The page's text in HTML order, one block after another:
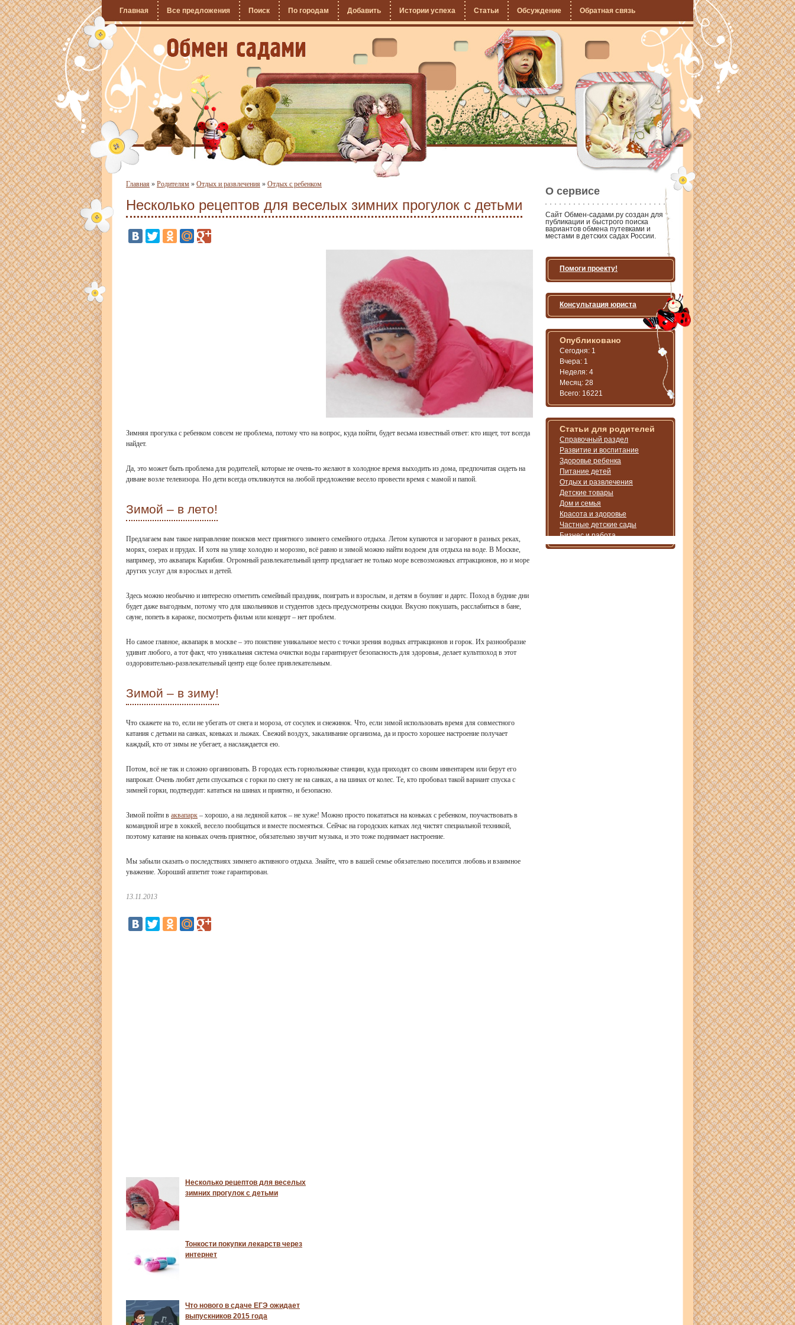
Главная Все предложения Поиск По городам Добавить Истории успеха Статьи Обсуждение Обратная связь
Главная » Родителям » Отдых и развлечения » Отдых с ребенком
Несколько рецептов для веселых зимних прогулок с детьми
Зимняя прогулка с ребенком совсем не проблема, потому что на вопрос, куда пойти, будет весьма известный ответ: кто ищет, тот всегда
найдет.
Да, это может быть проблема для родителей, которые не очень-то желают в холодное время выходить из дома, предпочитая сидеть на
диване возле телевизора. Но дети всегда откликнутся на любой предложение весело провести время с мамой и папой.
Зимой – в лето!
Предлагаем вам такое направление поисков мест приятного зимнего семейного отдыха. Летом купаются и загорают в разных реках,
морях, озерах и прудах. И хотя на улице холодно и морозно, всё равно и зимой можно найти водоем для отдыха на воде. В Москве,
например, это аквапарк Карибия . Огромный развлекательный центр предлагает не только море всевозможных аттракционов, но и море
других услуг для взрослых и детей.
Здесь можно необычно и интересно отметить семейный праздник, поиграть и взрослым, и детям в боулинг и дартс. Поход в будние дни
будет даже выгодным, потому что для школьников и студентов здесь предусмотрены скидки. Вкусно покушать, расслабиться в бане,
сауне, попеть в караоке, посмотреть фильм или концерт – нет проблем.
Но самое главное, аквапарк в москве – это поистине уникальное место с точки зрения водных аттракционов и горок. Их разнообразие
удивит любого, а тот факт, что уникальная система очистки воды гарантирует безопасность для здоровья, делает культпоход в этот
оздоровительно-развлекательный центр еще более привлекательным.
Зимой – в зиму!
Что скажете на то, если не убегать от снега и мороза, от сосулек и снежинок. Что, если зимой использовать время для совместного
катания с детьми на санках, коньках и лыжах. Свежий воздух, закаливание организма, да и просто хорошее настроение получает
каждый, кто от зимы не убегает, а наслаждается ею.
Потом, всё не так и сложно организовать. В городах есть горнолыжные станции, куда приходят со своим инвентарем или берут его
напрокат. Очень любят дети спускаться с горки по снегу не на санках, а на шинах от колес. Те, кто пробовал такой вариант спуска с
зимней горки, подтвердит: кататься на шинах и приятно, и безопасно.
Зимой пойти в аквапарк – хорошо, а на ледяной каток – не хуже! Можно просто покататься на коньках с ребенком, поучаствовать в
командной игре в хоккей, весело пообщаться и вместе посмеяться. Сейчас на городских катках лед чистят специальной техникой,
поэтому катание на коньках очень приятное, обязательно звучит музыка, и это тоже поднимает настроение.
Мы забыли сказать о последствиях зимнего активного отдыха. Знайте, что в вашей семье обязательно поселится любовь и взаимное
уважение. Хороший аппетит тоже гарантирован.
13.11.2013
Несколько рецептов для веселых
зимних прогулок с детьми
Тонкости покупки лекарств через
интернет
Что нового в сдаче ЕГЭ ожидает
выпускников 2015 года
О сервисе
Сайт Обмен-садами.ру создан для
публикации и быстрого поиска
вариантов обмена путевками и
местами в детских садах России.
Помоги проекту!
Консультация юриста
Опубликовано
Сегодня: 1
Вчера: 1
Неделя: 4
Месяц: 28
Всего: 16221
Статьи для родителей
Справочный раздел
Развитие и воспитание
Здоровье ребенка
Питание детей
Отдых и развлечения
Детские товары
Дом и семья
Красота и здоровье
Частные детские сады
Бизнес и работа